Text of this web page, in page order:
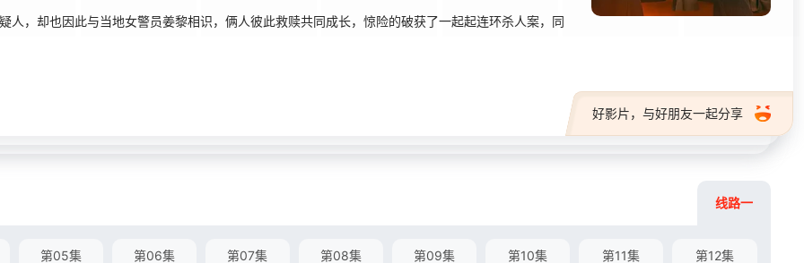
人，却也因此与当地女警员姜黎相识，俩人彼此救赎共同成长，惊险的破获了一起起连环杀人案，同
好影片，与好朋友一起分享
线路一
第05集 第06集 第07集 第08集 第09集 第10集 第11集 第12集